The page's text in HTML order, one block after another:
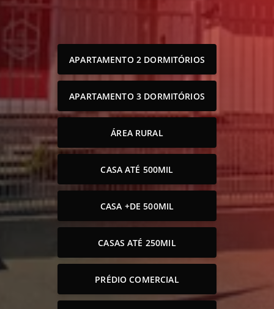
APARTAMENTO 2 DORMITÓRIOS
APARTAMENTO 3 DORMITÓRIOS
ÁREA RURAL
CASA ATÉ 500MIL
CASA +DE 500MIL
CASAS ATÉ 250MIL
PRÉDIO COMERCIAL